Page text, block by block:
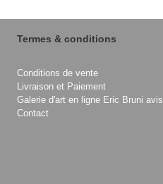
Termes & conditions
Conditions de vente
Livraison et Paiement
Galerie d'art en ligne Eric Bruni avis
Contact